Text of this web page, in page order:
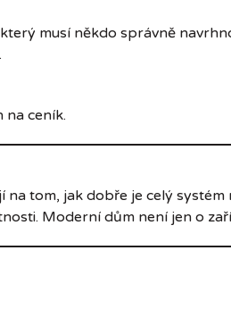
musí někdo správně
na ceník.
tom, jak dobře je celý
Moderní dům není jen o